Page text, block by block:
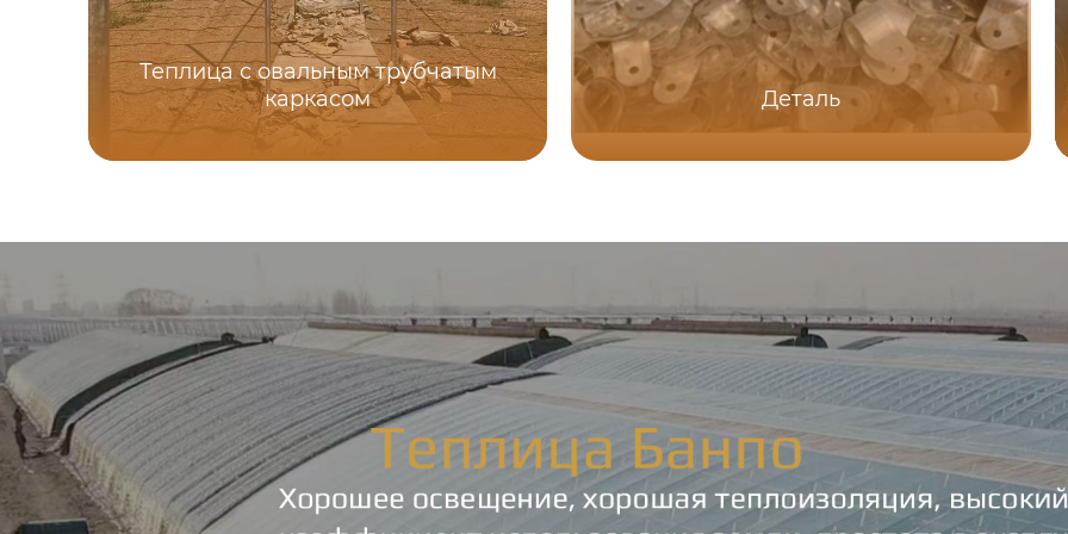
Теплица с овальным трубчатым
каркасом
Деталь